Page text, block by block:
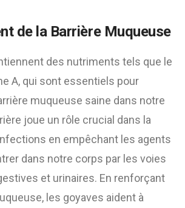
de la Barrière Muqueuse
des nutriments tels que le
A, qui sont essentiels pour
muqueuse saine dans notre
joue un rôle crucial dans la
en empêchant les agents
dans notre corps par les voies
et urinaires. En renforçant
les goyaves aident à